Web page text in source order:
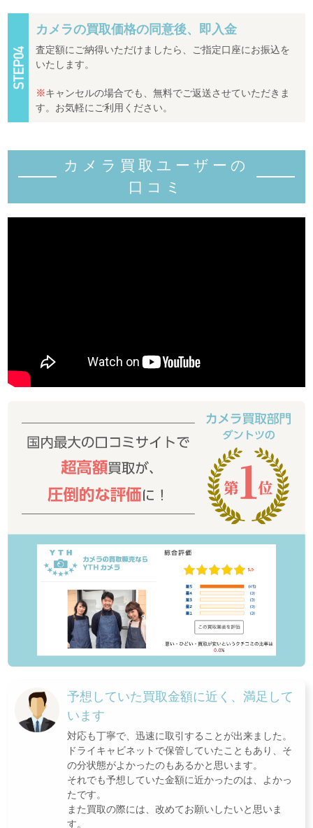
カメラの買取価格の同意後、即入金
査定額にご納得いただけましたら、ご指定口座にお振込を
いたします。
※キャンセルの場合でも、無料でご返送させていただきま
す。お気軽にご利用ください。
カメラ買取ユーザーの
口コミ
予想していた買取金額に近く、満足して
います
対応も丁寧で、迅速に取引することが出来ました。
ドライキャビネットで保管していたこともあり、そ
の分状態がよかったのもあるかと思います。
それでも予想していた金額に近かったのは、よかっ
たです。
また買取の際には、改めてお願いしたいと思いま
す。